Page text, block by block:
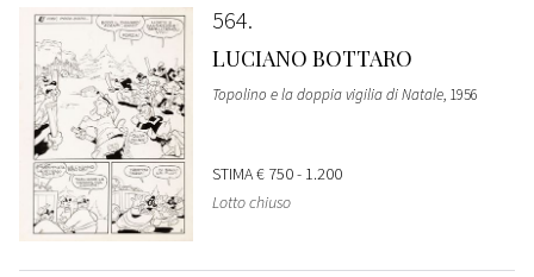
564
LUCIANO BOTTARO
Topolino e la doppia vigilia di Natale, 1956
STIMA€ 750 - 1.200
Lotto chiuso